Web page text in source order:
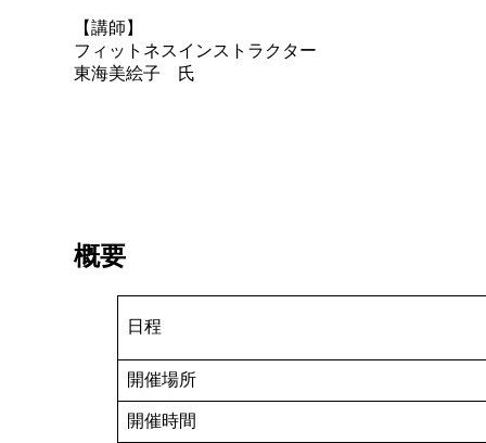
【講師】
フィットネスインストラクター
東海美絵子 氏
概要
日程
開催場所
開催時間